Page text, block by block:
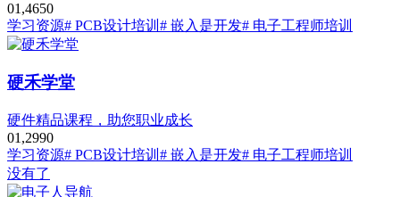
01,4650
学习资源# PCB设计培训 # 嵌入是开发# 电子工程师培训
硬禾学堂
硬件精品课程，助您职业成长
01,2990
学习资源# PCB设计培训 # 嵌入是开发# 电子工程师培训
没有了